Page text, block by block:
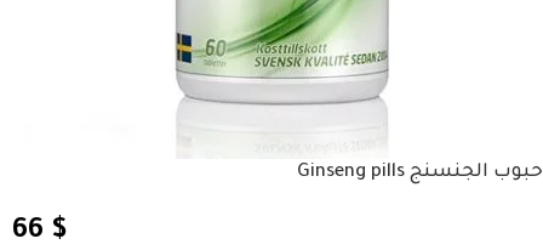
حبوب الجنسنج Ginseng pills
66 $